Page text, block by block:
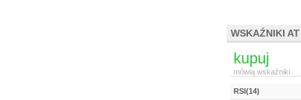
WSKAŹNIKI AT
kupuj
mówią wskaźniki
RSI(14)